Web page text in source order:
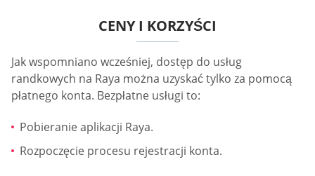
CENY I KORZYŚCI
Jak wspomniano wcześniej, dostęp do usług
randkowych na Raya można uzyskać tylko za pomocą
płatnego konta. Bezpłatne usługi to:
Pobieranie aplikacji Raya.
Rozpoczęcie procesu rejestracji konta.